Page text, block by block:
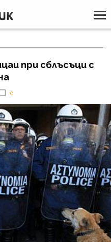
при сблъсъци с
0